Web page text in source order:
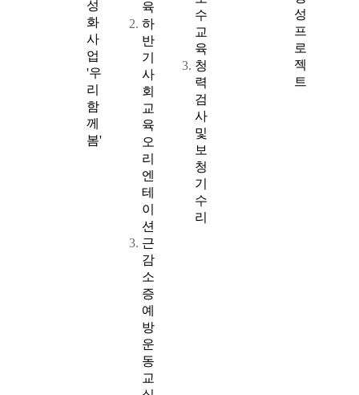
성
화
사
업
'우
리
함
께
봄'
육
하
반
기
사
회
교
육
오
리
엔
테
이
션
근
감
소
증
예
방
운
동
교
수
교
육
청
력
검
사
및
보
청
기
수
리
성
프
로
젝
트